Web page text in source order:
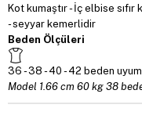
Kot kumaştır - İç elbise
- seyyar kemerlidir
Beden Ölçüleri
36 - 38 - 40 - 42 beden
Model 1.66 cm 60 kg 38